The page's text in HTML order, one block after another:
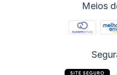
Meios